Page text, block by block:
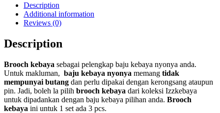
Description
Additional information
Reviews (0)
Description
Brooch kebaya sebagai pelengkap baju kebaya nyonya anda.
Untuk makluman, baju kebaya nyonya memang tidak
mempunyai butang dan perlu dipakai dengan kerongsang ataupun
pin. Jadi, boleh la pilih brooch kebaya dari koleksi Izzkebaya
untuk dipadankan dengan baju kebaya pilihan anda. Brooch
kebaya ini untuk 1 set ada 3 pcs.